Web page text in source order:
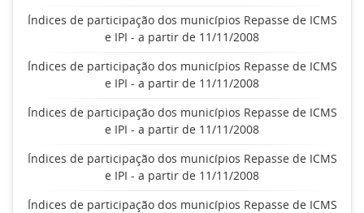
Índices de participação dos municípios Repasse de ICMS
e IPI - a partir de 11/11/2008
Índices de participação dos municípios Repasse de ICMS
e IPI - a partir de 11/11/2008
Índices de participação dos municípios Repasse de ICMS
e IPI - a partir de 11/11/2008
Índices de participação dos municípios Repasse de ICMS
e IPI - a partir de 11/11/2008
Índices de participação dos municípios Repasse de ICMS